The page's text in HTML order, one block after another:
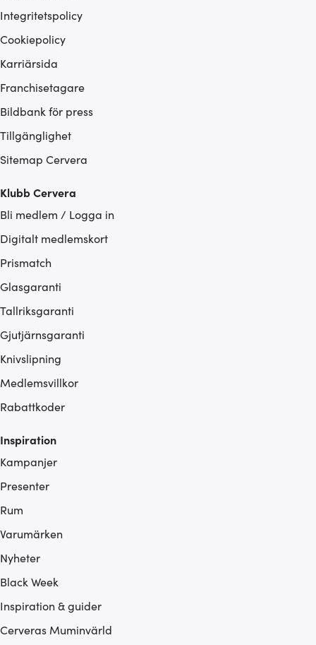
Integritetspolicy
Cookiepolicy
Karriärsida
Franchisetagare
Bildbank för press
Tillgänglighet
Sitemap Cervera
Klubb Cervera
Bli medlem / Logga in
Digitalt medlemskort
Prismatch
Glasgaranti
Tallriksgaranti
Gjutjärnsgaranti
Knivslipning
Medlemsvillkor
Rabattkoder
Inspiration
Kampanjer
Presenter
Rum
Varumärken
Nyheter
Black Week
Inspiration & guider
Cerveras Muminvärld